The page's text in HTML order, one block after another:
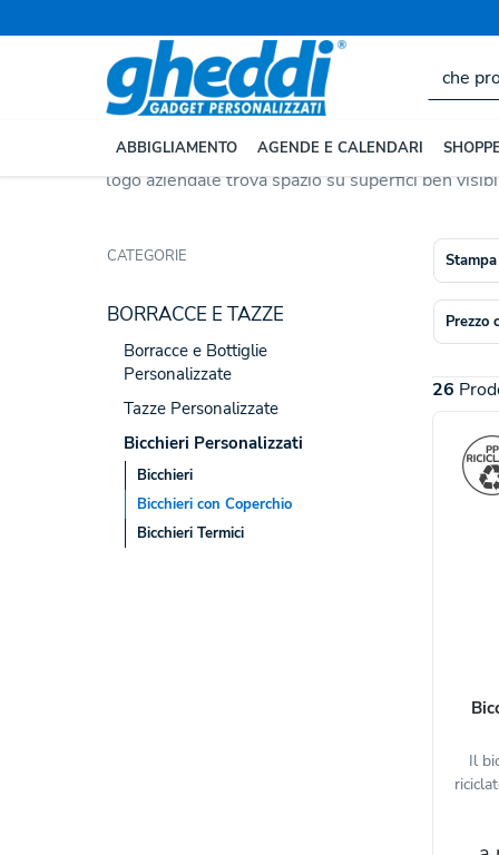
ABBIGLIAMENTO AGENDE E CALENDARI
Bicchieri con
durante gli spostamenti. Disponibili invetro con
logo aziendale trova spazio su superfici ben
CATEGORIE
BORRACCE E TAZZE
Borracce e Bottiglie
Personalizzate
Tazze Personalizzate
Bicchieri Personalizzati
Bicchieri
Bicchieri con Coperchio
Bicchieri Termici
Prezzo
26
Il